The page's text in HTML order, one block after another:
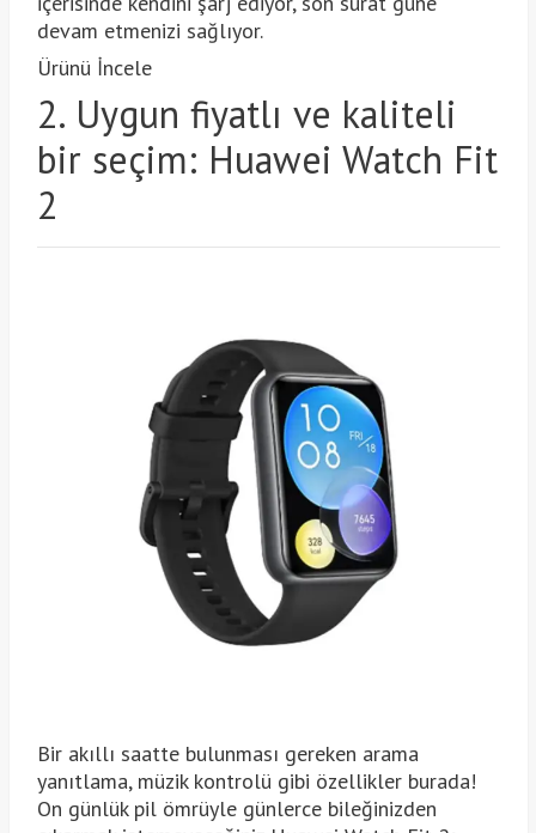
devam etmenizi sağlıyor.
Ürünü İncele
2. Uygun fiyatlı ve kaliteli
bir seçim: Huawei Watch Fit
2
Bir akıllı saatte bulunması gereken arama
yanıtlama, müzik kontrolü gibi özellikler burada!
On günlük pil ömrüyle günlerce bileğinizden